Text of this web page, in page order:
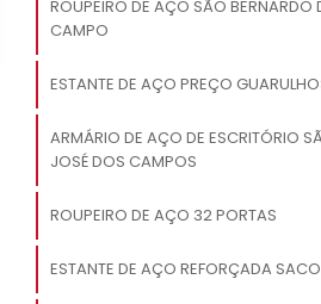
ROUPEIRO DE AÇO SÃO BERNARDO
CAMPO
ESTANTE DE AÇO PREÇO
ARMÁRIO DE AÇO DE ESCRITÓRIO
JOSÉ DOS CAMPOS
ROUPEIRO DE AÇO 32 PORTAS
ESTANTE DE AÇO REFORÇADA